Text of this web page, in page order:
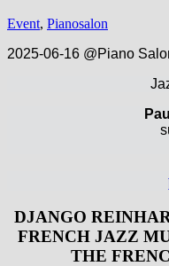
Event, Pianosalon
2025-06-16 @Piano
DJANGO
FRENCH JAZZ
THE